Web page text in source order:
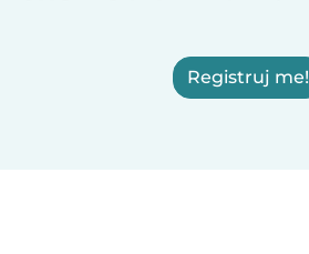
Registruj me!